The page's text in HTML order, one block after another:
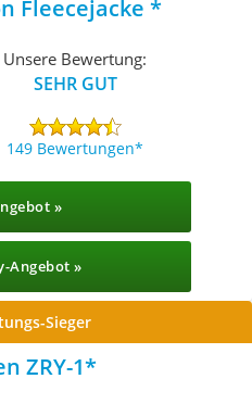
Fleecejacke
Unsere Bewertung:
SEHR GUT
149 Bewertungen
»
Angebot »
Sieger
ZRY-1